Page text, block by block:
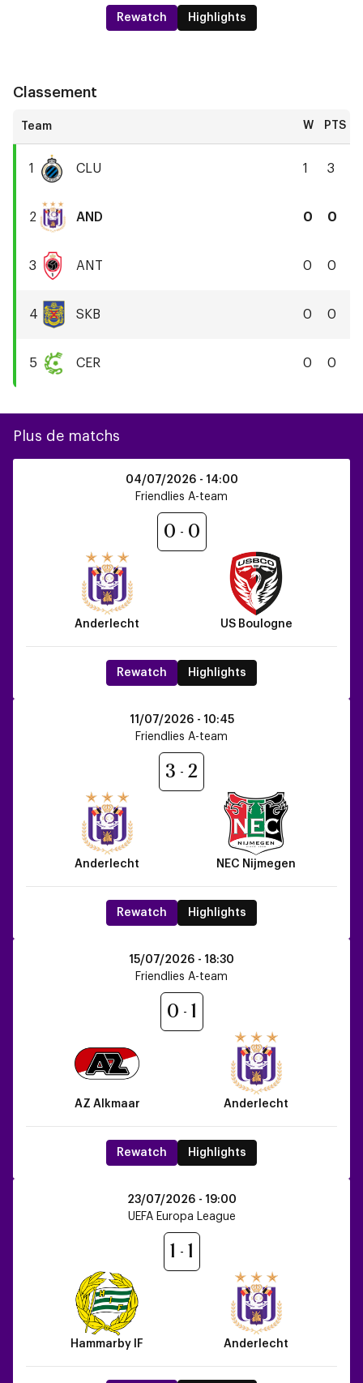
Rewatch Highlights
Classement
W PTS
1
Bruges
CLU 1 3
2
RSC
Anderlecht
AND 0 0
3
Antwerp
FC
ANT 0 0
4
Beveren
SKB 0 0
5
CER 0 0
Plus de matchs
04/07/2026 - 14:00
Friendlies A-team
Anderlecht
0 0
US Boulogne
Rewatch Highlights
11/07/2026 - 10:45
Friendlies A-team
Anderlecht
3 2
NEC Nijmegen
Rewatch Highlights
15/07/2026 - 18:30
Friendlies A-team
AZ Alkmaar
0 1
Anderlecht
Rewatch Highlights
23/07/2026 - 19:00
UEFA Europa League
Hammarby IF
1 1
Anderlecht